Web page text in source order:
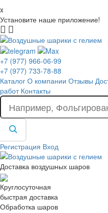
x
Установите наше приложение!
+7 (977) 966-06-99
+7 (977) 733-78-88
Каталог О компании Отзывы
работ Контакты
Регистрация Вход
Доставка воздушных шаров
Круглосуточная
быстрая доставка
Обработка шаров